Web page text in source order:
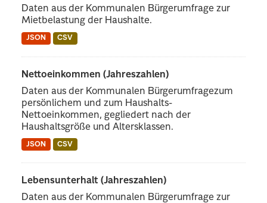
Daten aus der Kommunalen Bürgerumfrage zur
Mietbelastung der Haushalte.
JSON CSV
Nettoeinkommen (Jahreszahlen)
Daten aus der Kommunalen Bürgerumfragezum
persönlichem und zum Haushalts-
Nettoeinkommen, gegliedert nach der
Haushaltsgröße und Altersklassen.
JSON CSV
Lebensunterhalt (Jahreszahlen)
Daten aus der Kommunalen Bürgerumfrage zur